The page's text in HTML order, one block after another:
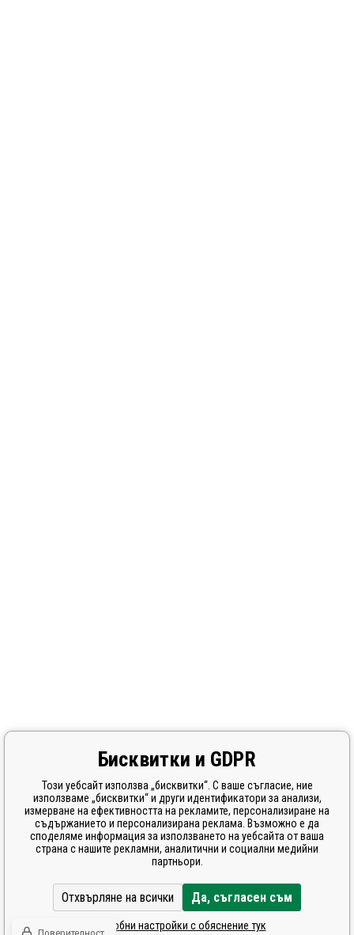
Бисквитки и GDPR
Този уебсайт използва „бисквитки“. С ваше съгласие, ние
използваме „бисквитки“ и други идентификатори за анализи,
измерване на ефективността на рекламите, персонализиране на
съдържанието и персонализирана реклама. Възможно е да
споделяме информация за използването на уебсайта от ваша
страна с нашите рекламни, аналитични и социални медийни
партньори.
Отхвърляне на всички Да, съгласен съм
Подробни настройки с обяснение тук
Поверителност